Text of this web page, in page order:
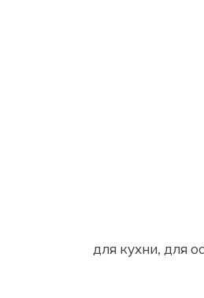
для кухни, для